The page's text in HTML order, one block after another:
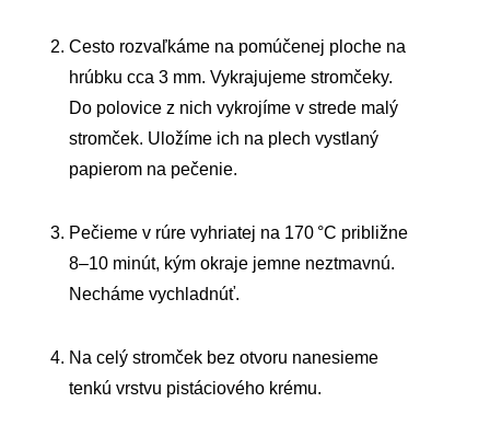
Cesto rozvaľkáme na pomúčenej ploche na
hrúbku cca 3 mm. Vykrajujeme stromčeky.
Do polovice z nich vykrojíme v strede malý
stromček. Uložíme ich na plech vystlaný
papierom na pečenie.
Pečieme v rúre vyhriatej na 170 °C približne
8–10 minút, kým okraje jemne neztmavnú.
Necháme vychladnúť.
Na celý stromček bez otvoru nanesieme
tenkú vrstvu pistáciového krému.